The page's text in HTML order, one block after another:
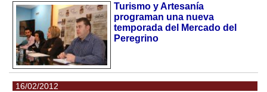
Turismo y Artesanía
programan una nueva
temporada del Mercado del
Peregrino
16/02/2012